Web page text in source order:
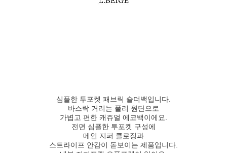
심플한 투포켓 패브릭 숄더백입니다.
바스락 거리는 폴리 원단으로
가볍고 편한 캐쥬얼 에코백이에요.
전면 심플한 투포켓 구성에
메인 지퍼 클로징과
스트라이프 안감이 돋보이는 제품입니다.